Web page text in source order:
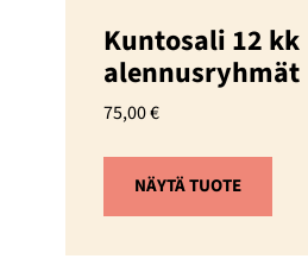
Kuntosali 12 kk
alennusryhmät
75,00€
NÄYTÄ TUOTE